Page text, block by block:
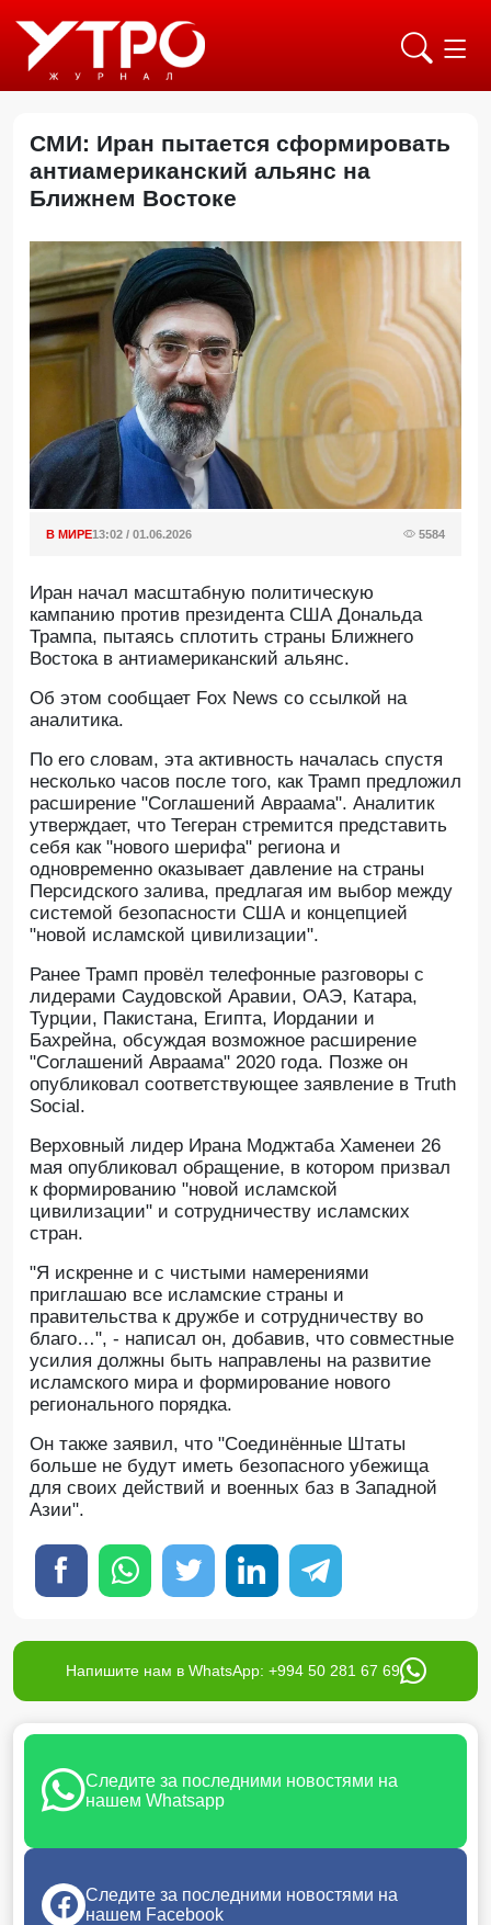
СМИ: Иран пытается сформировать
антиамериканский альянс на
Ближнем Востоке
В МИРЕ13:02 / 01.06.2026 5584
Иран начал масштабную политическую
кампанию против президента США Дональда
Трампа, пытаясь сплотить страны Ближнего
Востока в антиамериканский альянс.
Oб этом сообщает Fox News со ссылкой на
аналитика.
По его словам, эта активность началась спустя
несколько часов после того, как Трамп предложил
расширение "Соглашений Авраама". Аналитик
утверждает, что Тегеран стремится представить
себя как "нового шерифа" региона и
одновременно оказывает давление на страны
Персидского залива, предлагая им выбор между
системой безопасности США и концепцией
"новой исламской цивилизации".
Ранее Трамп провёл телефонные разговоры с
лидерами Саудовской Аравии, ОАЭ, Катара,
Турции, Пакистана, Египта, Иордании и
Бахрейна, обсуждая возможное расширение
"Соглашений Авраама" 2020 года. Позже он
опубликовал соответствующее заявление в Truth
Social.
Верховный лидер Ирана Моджтаба Хаменеи 26
мая опубликовал обращение, в котором призвал
к формированию "новой исламской
цивилизации" и сотрудничеству исламских
стран.
"Я искренне и с чистыми намерениями
приглашаю все исламские страны и
правительства к дружбе и сотрудничеству во
благо…", - написал он, добавив, что совместные
усилия должны быть направлены на развитие
исламского мира и формирование нового
регионального порядка.
Он также заявил, что "Соединённые Штаты
больше не будут иметь безопасного убежища
для своих действий и военных баз в Западной
Азии".
Напишите нам в WhatsApp: +994 50 281 67 69
Следите за последними новостями на
нашем Whatsapp
Следите за последними новостями на
нашем Facebook